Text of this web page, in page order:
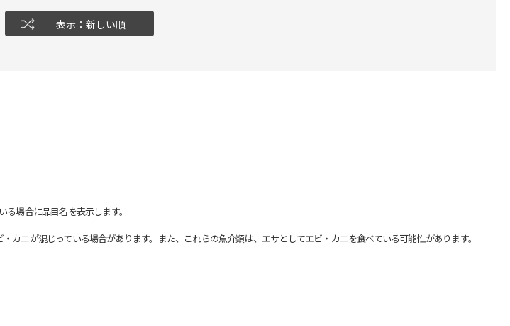
表示：新しい順
場合に品目名を表示します。
ニが混じっている場合があります。また、これらの魚介類は、エサとしてエビ・カニを食べている可能性があります。